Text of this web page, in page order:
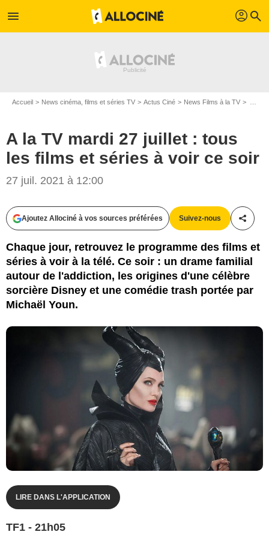
menu profil search
Accueil News cinéma, films et séries TV Actus Ciné News Films à la TV
A la TV mardi 27 juillet : tous
les films et séries à voir ce soir
27 juil. 2021 à 12:00
Ajoutez Allociné à vos sources préférées Suivez-nous
Chaque jour, retrouvez le programme des films et
séries à voir à la télé. Ce soir : un drame familial
autour de l'addiction, les origines d'une célèbre
sorcière Disney et une comédie trash portée par
Michaël Youn.
LIRE DANS L'APPLICATION
TF1 - 21h05